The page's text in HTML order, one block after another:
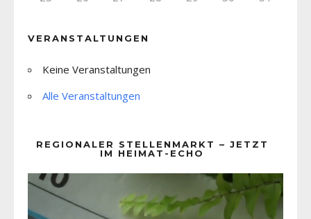
VERANSTALTUNGEN
Keine Veranstaltungen
Alle Veranstaltungen
REGIONALER STELLENMARKT – JETZT
IM HEIMAT-ECHO
Player